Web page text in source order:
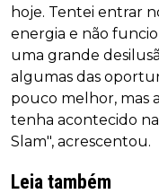
hoje. Tentei entrar
energia e não
uma grande
algumas das
pouco melhor, mas
tenha acontecido
Slam", acrescentou.
Leia também